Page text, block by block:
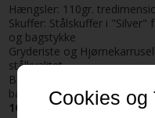
Cookies og
Hængsler: 110gr.
Skuffer: Stålskuffer i
og bagstykke
Gryderiste og
stålkvalitet
Bakker: "Silver" farve med
bagstykke.
10 års funktionsgaranti